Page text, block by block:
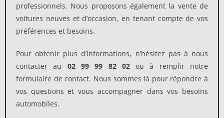
professionnels. Nous proposons également la vente de
voitures neuves et d’occasion, en tenant compte de vos
préférences et besoins.
Pour obtenir plus d’informations, n’hésitez pas à nous
contacter au 02 99 99 82 02ou à remplir notre
formulaire de contact. Nous sommes là pour répondre à
vos questions et vous accompagner dans vos besoins
automobiles.